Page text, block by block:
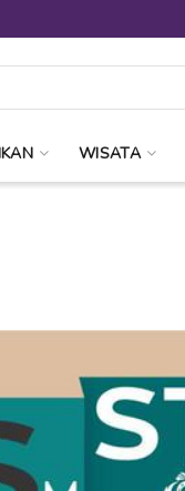
WISATA